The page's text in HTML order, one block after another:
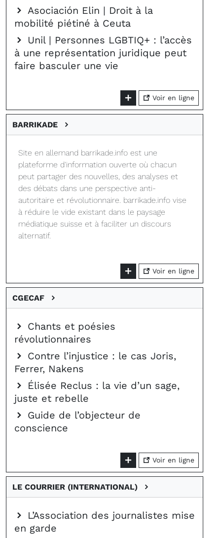
Asociación Elin | Droit à la
mobilité piétiné à Ceuta
Unil | Personnes LGBTIQ+ : l’accès
à une représentation juridique peut
faire basculer une vie
Voir en ligne
BARRIKADE
Site en allemand barrikade.info est une
plateforme d'information ouverte où chacun
peut partager des nouvelles, des analyses et
des débats dans une perspective anti-
autoritaire et révolutionnaire. barrikade.info vise
à réduire le vide existant dans le paysage
médiatique suisse et à faciliter un discours
alternatif.
Voir en ligne
CGECAF
Chants et poésies
révolutionnaires
Contre l’injustice : le cas Joris,
Ferrer, Nakens
Élisée Reclus : la vie d’un sage,
juste et rebelle
Guide de l’objecteur de
conscience
Voir en ligne
LE COURRIER (INTERNATIONAL)
L’Association des journalistes mise
en garde